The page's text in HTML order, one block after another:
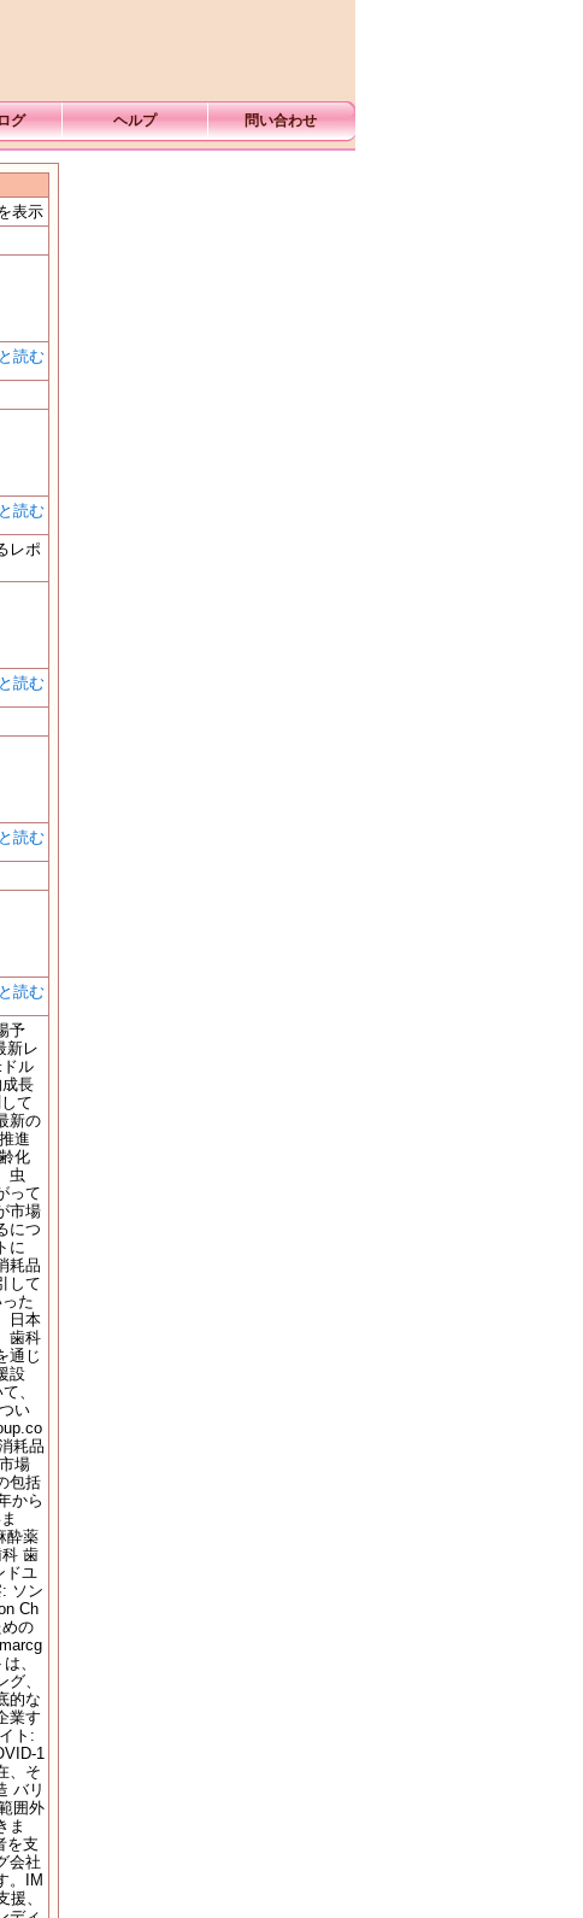
グ ヘルプ 問い合わせ
表示
読む
読む
レポ
読む
読む
読む
予
新レ
ル
長
て
新の
進
化
虫
って
市場
につ
に
耗品
して
た
日本
歯科
通じ
設
、
い
耗品
場
包括
から
酔薬
歯
ドユ
ソン
Ch
の
、
、
的な
業す
ト:
1
、そ
バリ
囲外
ま
を支
会社
。IM
、